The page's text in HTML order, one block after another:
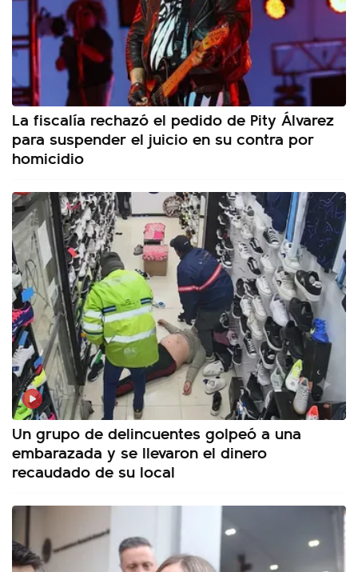
La fiscalía rechazó el pedido de Pity Álvarez
para suspender el juicio en su contra por
homicidio
Un grupo de delincuentes golpeó a una
embarazada y se llevaron el dinero
recaudado de su local